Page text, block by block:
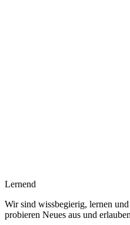
Lernend
Wir sind wissbegierig, lernen
probieren Neues aus und